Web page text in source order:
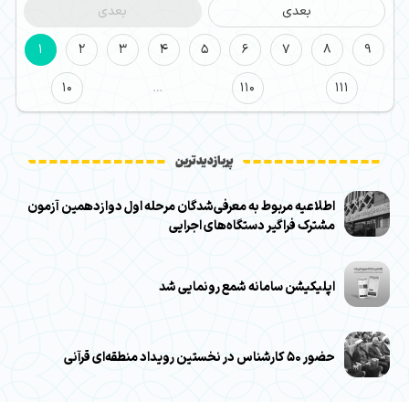
بعدی
بعدی
1
2 3 4 5 6 7 8
9
10
… 110 111
پربازدیدترین
اطلاعیه مربوط به معرفی‌شدگان مرحله اول دوازدهمین آزمون
مشترک فراگیر دستگاه‌های اجرایی
اپلیکیشن سامانه شمع رونمایی شد
حضور ۵۰ کارشناس در نخستین رویداد منطقه‌ای قرآنی